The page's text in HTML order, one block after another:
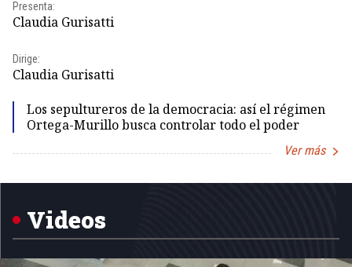
Presenta:
Claudia Gurisatti
Dirige:
Claudia Gurisatti
Los sepultureros de la democracia: así el régimen
Ortega-Murillo busca controlar todo el poder
Ver más
Videos